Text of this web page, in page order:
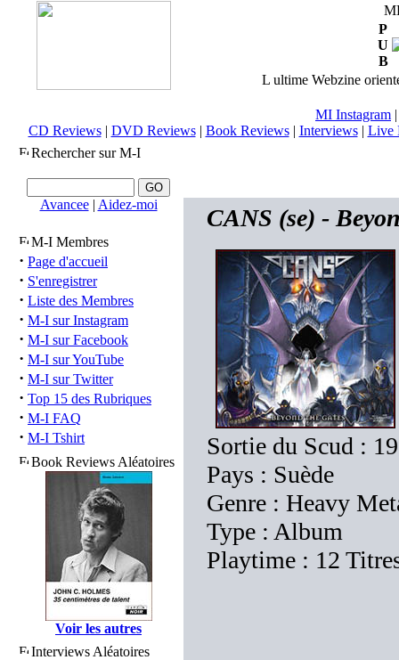
P
U
B
L ultime Webzine
MI Instagram
CD Reviews| DVD Reviews| Book Reviews| Interviews| Live
Rechercher sur M-I
Avancee| Aidez-moi
M-I Membres
· Page d'accueil
· S'enregistrer
· Liste des Membres
· M-I sur Instagram
· M-I sur Facebook
· M-I sur YouTube
· M-I sur Twitter
· Top 15 des Rubriques
· M-I FAQ
· M-I Tshirt
Book Reviews Aléatoires
Voir les autres
Interviews Aléatoires
CANS (se) -
Sortie du Scud :
Pays : Suède
Genre : Heavy
Type : Album
Playtime : 12